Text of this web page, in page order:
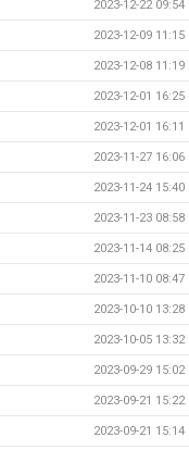
2023-12-22 09:54
2023-12-09 11:15
2023-12-08 11:19
2023-12-01 16:25
2023-12-01 16:11
2023-11-27 16:06
2023-11-24 15:40
2023-11-23 08:58
2023-11-14 08:25
2023-11-10 08:47
2023-10-10 13:28
2023-10-05 13:32
2023-09-29 15:02
2023-09-21 15:22
2023-09-21 15:14